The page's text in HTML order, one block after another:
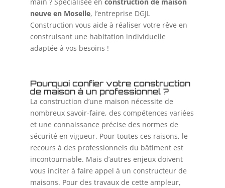
neuve en Moselle, l’entreprise DGJL
Construction vous aide à réaliser votre rêve en
construisant une habitation individuelle
adaptée à vos besoins !
Pourquoi confier votre construction
de maison à un professionnel ?
La construction d’une maison nécessite de
nombreux savoir-faire, des compétences variées
et une connaissance précise des normes de
sécurité en vigueur. Pour toutes ces raisons, le
recours à des professionnels du bâtiment est
incontournable. Mais d’autres enjeux doivent
vous inciter à faire appel à un constructeur de
maisons. Pour des travaux de cette ampleur,